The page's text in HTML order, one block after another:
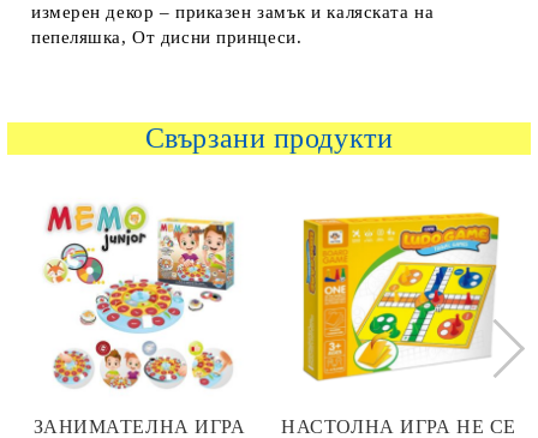
измерен декор – приказен замък и каляската на
пепеляшка, От дисни принцеси.
Свързани продукти
ЗАНИМАТЕЛНА ИГРА
НАСТОЛНА ИГРА НЕ СЕ